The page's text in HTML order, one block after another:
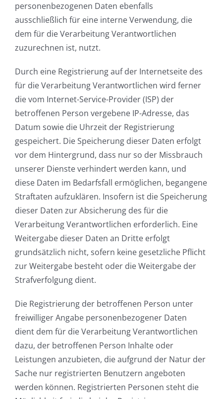
personenbezogenen Daten ebenfalls
ausschließlich für eine interne Verwendung, die
dem für die Verarbeitung Verantwortlichen
zuzurechnen ist, nutzt.
Durch eine Registrierung auf der Internetseite des
für die Verarbeitung Verantwortlichen wird ferner
die vom Internet-Service-Provider (ISP) der
betroffenen Person vergebene IP-Adresse, das
Datum sowie die Uhrzeit der Registrierung
gespeichert. Die Speicherung dieser Daten erfolgt
vor dem Hintergrund, dass nur so der Missbrauch
unserer Dienste verhindert werden kann, und
diese Daten im Bedarfsfall ermöglichen, begangene
Straftaten aufzuklären. Insofern ist die Speicherung
dieser Daten zur Absicherung des für die
Verarbeitung Verantwortlichen erforderlich. Eine
Weitergabe dieser Daten an Dritte erfolgt
grundsätzlich nicht, sofern keine gesetzliche Pflicht
zur Weitergabe besteht oder die Weitergabe der
Strafverfolgung dient.
Die Registrierung der betroffenen Person unter
freiwilliger Angabe personenbezogener Daten
dient dem für die Verarbeitung Verantwortlichen
dazu, der betroffenen Person Inhalte oder
Leistungen anzubieten, die aufgrund der Natur der
Sache nur registrierten Benutzern angeboten
werden können. Registrierten Personen steht die